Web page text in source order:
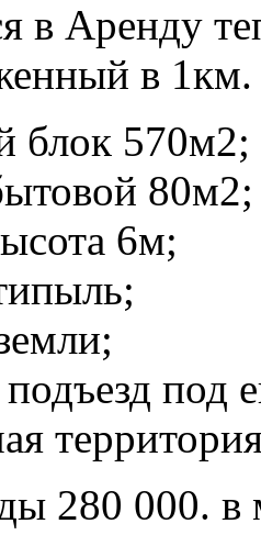
в Аренду
в
блок 570м2;
80м2;
6м;
под
280 000.